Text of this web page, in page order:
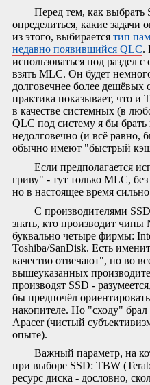
Перед тем, как
определиться, какие задачи
из этого, выбирается тип
недавно появившийся QLC.
использоваться под раздел
взять MLC. Он будет
долговечнее более дешёвых
практика показывает, что и
в качестве системных (в
QLC под систему я бы брать
недолговечно (и всё равно,
обычно имеют "быстрый
Если предполагается
гриву" - тут только MLC,
но в настоящее время
С производителями
знать, кто производит
буквально четыре фирмы:
Toshiba/SanDisk. Есть
качество отвечают", но во
вышеуказанных
производят SSD -
бы предпочёл
накопителе. Но "сходу"
Apacer (чистый
опыте).
Важный параметр, на
при выборе SSD: TBW
ресурс диска - дословно,